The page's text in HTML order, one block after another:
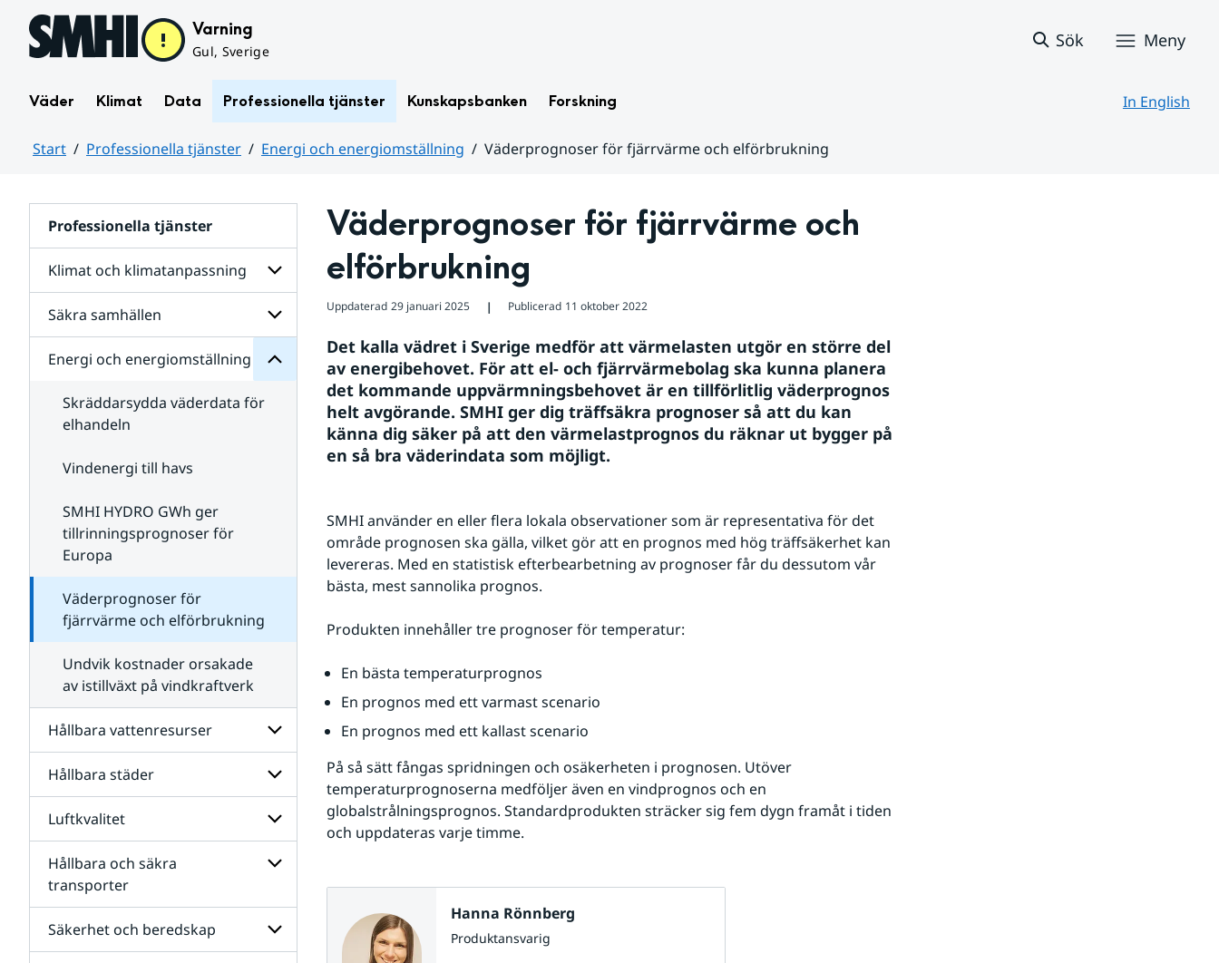
Hoppa till sidans innehåll Varning
Gul, Sverige
Sök Meny
Väder Klimat Data Professionella tjänster Kunskapsbanken Forskning In English
Start Professionella tjänster Energi och energiomställning
Väderprognoser för fjärrvärme och elförbrukning
Professionella tjänster
Klimat och klimatanpassning
Undersidor
för
Klimat
och
klimatanpassning
Säkra samhällen
Undersidor
Säkra
samhällen
Energi och energiomställning
Undersidor
för
Energi
och
energiomställning
Skräddarsydda väderdata för
elhandeln
Vindenergi till havs
SMHI HYDRO GWh ger
tillrinningsprognoser för
Europa
Väderprognoser för
fjärrvärme och elförbrukning
Undvik kostnader orsakade
av istillväxt på vindkraftverk
Hållbara vattenresurser
Undersidor
för
Hållbara
vattenresurser
Hållbara städer
Undersidor
för
Hållbara
städer
Luftkvalitet
Undersidor
Hållbara och säkra
transporter
Undersidor
för
Säkerhet och beredskap
Väderprognoser för fjärrvärme och
elförbrukning
Uppdaterad 29 januari 2025 ❘ Publicerad 11 oktober 2022
Det kalla vädret i Sverige medför att värmelasten utgör en större del
av energibehovet. För att el- och fjärrvärmebolag ska kunna planera
det kommande uppvärmningsbehovet är en tillförlitlig väderprognos
helt avgörande. SMHI ger dig träffsäkra prognoser så att du kan
känna dig säker på att den värmelastprognos du räknar ut bygger på
en så bra väderindata som möjligt.
SMHI använder en eller flera lokala observationer som är representativa för det
område prognosen ska gälla, vilket gör att en prognos med hög träffsäkerhet kan
levereras. Med en statistisk efterbearbetning av prognoser får du dessutom vår
bästa, mest sannolika prognos.
Produkten innehåller tre prognoser för temperatur:
En bästa temperaturprognos
En prognos med ett varmast scenario
En prognos med ett kallast scenario
På så sätt fångas spridningen och osäkerheten i prognosen. Utöver
temperaturprognoserna medföljer även en vindprognos och en
globalstrålningsprognos. Standardprodukten sträcker sig fem dygn framåt i tiden
och uppdateras varje timme.
Hanna Rönnberg
Produktansvarig